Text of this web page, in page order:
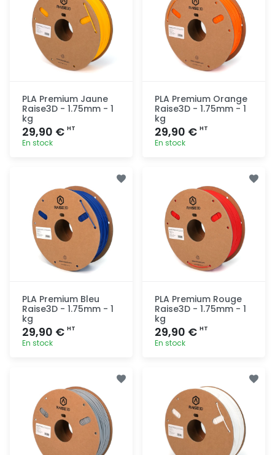
PLA Premium Jaune
Raise3D - 1.75mm - 1
kg
29,90 € HT
En stock
PLA Premium Orange
Raise3D - 1.75mm - 1
kg
29,90 € HT
En stock
PLA Premium Bleu
Raise3D - 1.75mm - 1
kg
29,90 € HT
En stock
PLA Premium Rouge
Raise3D - 1.75mm - 1
kg
29,90 € HT
En stock